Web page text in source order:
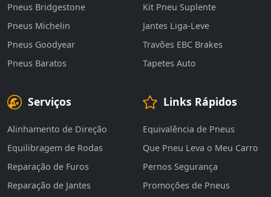
Pneus Bridgestone
Pneus Michelin
Pneus Goodyear
Pneus Baratos
Kit Pneu Suplente
Jantes Liga-Leve
Travões EBC Brakes
Tapetes Auto
Serviços
Alinhamento de Direção
Equilibragem de Rodas
Reparação de Furos
Reparação de Jantes
Links Rápidos
Equivalência de Pneus
Que Pneu Leva o Meu Carro
Pernos Segurança
Promoções de Pneus